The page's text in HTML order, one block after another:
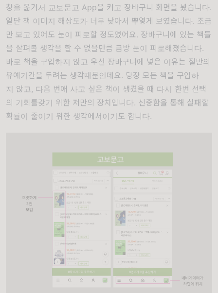
창을 옮겨서 교보문고 App을 켜고 장바구니 화면을 봤습니다.
일단 책 이미지 해상도가 너무 낮아서 뿌옇게 보였습니다. 조금
만 보고 있어도 눈이 피로할 정도였어요. 장바구니에 있는 책들
을 살펴볼 생각을 할 수 없을만큼 금방 눈이 피로해졌습니다.
바로 책을 구입하지 않고 우선 장바구니에 넣은 이유는 절반의
유예기간을 두려는 생각때문인데요. 당장 모든 책을 구입하
지 않고, 다음 번애 사고 싶은 책이 생겼을 때 다시 한번 선택
의 기회를갖기 위한 저만의 장치입니다. 신중함을 통해 실패할
확률이 줄이기 위한 생각에서이기도 합니다.